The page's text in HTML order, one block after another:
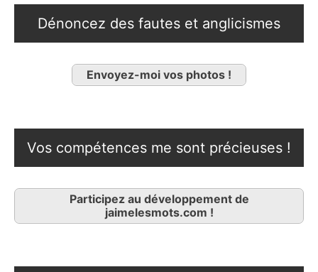
Dénoncez des fautes et anglicismes
Envoyez-moi vos photos !
Vos compétences me sont précieuses !
Participez au développement de
jaimelesmots.com !